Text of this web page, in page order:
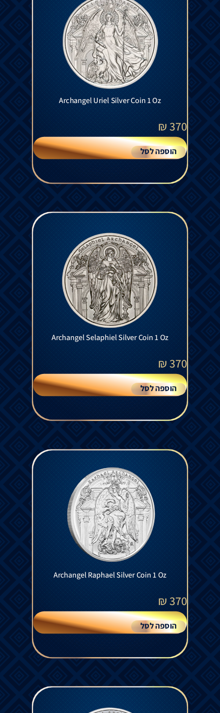
Archangel Uriel Silver Coin 1 Oz
370
₪
הוספה לסל
Archangel Selaphiel Silver Coin 1 Oz
370
₪
הוספה לסל
Archangel Raphael Silver Coin 1 Oz
370
₪
הוספה לסל